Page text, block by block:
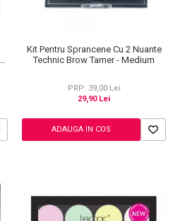
Kit Pentru Sprancene Cu 2 Nuante
Technic Brow Tamer - Medium
PRP: 39,00 Lei
29,90 Lei
ADAUGA IN COS